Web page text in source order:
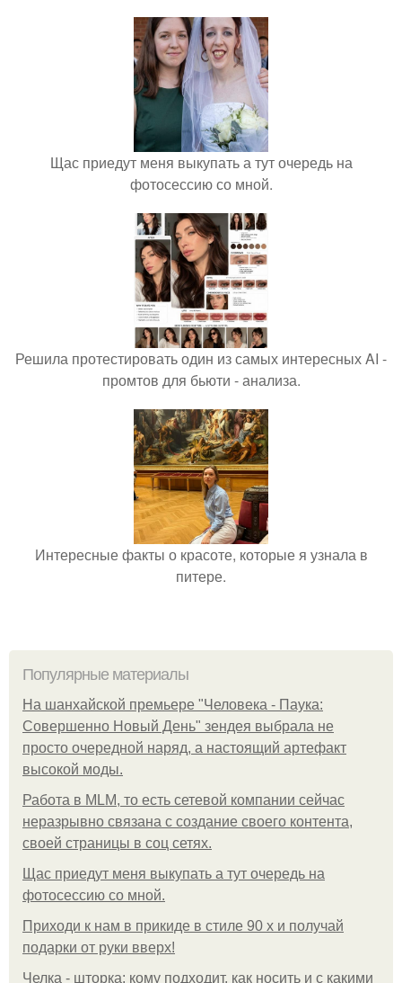
Щас приедут меня выкупать а тут очередь на
фотосессию со мной.
Решила протестировать один из самых интересных AI -
промтов для бьюти - анализа.
Интересные факты о красоте, которые я узнала в
питере.
Популярные материалы
На шанхайской премьере "Человека - Паука:
Совершенно Новый День" зендея выбрала не
просто очередной наряд, а настоящий артефакт
высокой моды.
Работа в MLM, то есть сетевой компании сейчас
неразрывно связана с создание своего контента,
своей страницы в соц сетях.
Щас приедут меня выкупать а тут очередь на
фотосессию со мной.
Приходи к нам в прикиде в стиле 90 х и получай
подарки от руки вверх!
Челка - шторка: кому подходит, как носить и с какими